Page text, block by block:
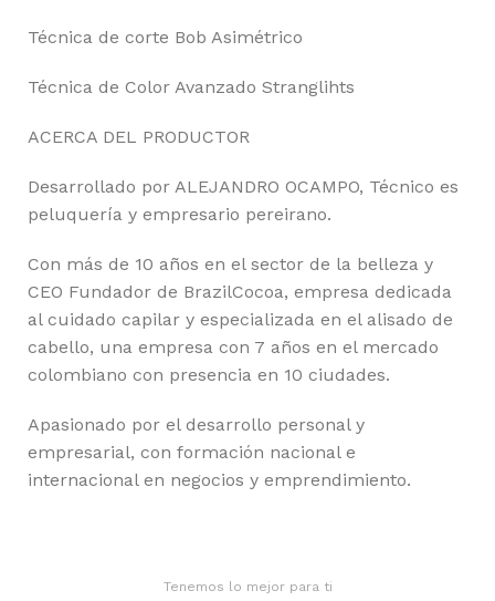
Técnica de corte Bob Asimétrico
Técnica de Color Avanzado Stranglihts
ACERCA DEL PRODUCTOR
Desarrollado por ALEJANDRO OCAMPO, Técnico es
peluquería y empresario pereirano.
Con más de 10 años en el sector de la belleza y
CEO Fundador de BrazilCocoa, empresa dedicada
al cuidado capilar y especializada en el alisado de
cabello, una empresa con 7 años en el mercado
colombiano con presencia en 10 ciudades.
Apasionado por el desarrollo personal y
empresarial, con formación nacional e
internacional en negocios y emprendimiento.
Tenemos lo mejor para ti